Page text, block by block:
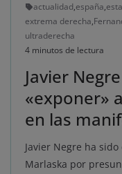
actualidad,españa,
extrema derecha,
ultraderecha
4 minutos de lectura
Javier
«exponer»
en las
Javier Negre ha
Marlaska por